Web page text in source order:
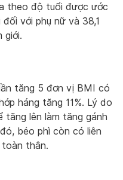
theo độ tuổi được ước
với phụ nữ và 38,1
giới.
tăng 5 đơn vị BMI có
háng tăng 11%. Lý do
lên làm tăng gánh
béo phì còn có liên
thân.